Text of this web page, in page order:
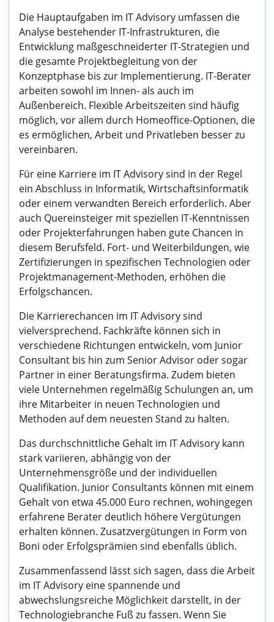
Die Hauptaufgaben im IT Advisory umfassen die
Analyse bestehender IT-Infrastrukturen, die
Entwicklung maßgeschneiderter IT-Strategien und
die gesamte Projektbegleitung von der
Konzeptphase bis zur Implementierung. IT-Berater
arbeiten sowohl im Innen- als auch im
Außenbereich. Flexible Arbeitszeiten sind häufig
möglich, vor allem durch Homeoffice-Optionen, die
es ermöglichen, Arbeit und Privatleben besser zu
vereinbaren.
Für eine Karriere im IT Advisory sind in der Regel
ein Abschluss in Informatik, Wirtschaftsinformatik
oder einem verwandten Bereich erforderlich. Aber
auch Quereinsteiger mit speziellen IT-Kenntnissen
oder Projekterfahrungen haben gute Chancen in
diesem Berufsfeld. Fort- und Weiterbildungen, wie
Zertifizierungen in spezifischen Technologien oder
Projektmanagement-Methoden, erhöhen die
Erfolgschancen.
Die Karrierechancen im IT Advisory sind
vielversprechend. Fachkräfte können sich in
verschiedene Richtungen entwickeln, vom Junior
Consultant bis hin zum Senior Advisor oder sogar
Partner in einer Beratungsfirma. Zudem bieten
viele Unternehmen regelmäßig Schulungen an, um
ihre Mitarbeiter in neuen Technologien und
Methoden auf dem neuesten Stand zu halten.
Das durchschnittliche Gehalt im IT Advisory kann
stark variieren, abhängig von der
Unternehmensgröße und der individuellen
Qualifikation. Junior Consultants können mit einem
Gehalt von etwa 45.000 Euro rechnen, wohingegen
erfahrene Berater deutlich höhere Vergütungen
erhalten können. Zusatzvergütungen in Form von
Boni oder Erfolgsprämien sind ebenfalls üblich.
Zusammenfassend lässt sich sagen, dass die Arbeit
im IT Advisory eine spannende und
abwechslungsreiche Möglichkeit darstellt, in der
Technologiebranche Fuß zu fassen. Wenn Sie